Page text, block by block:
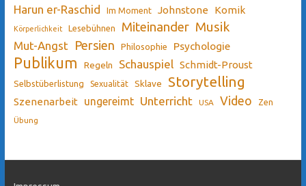
Harun er-Raschid Im Moment Johnstone Komik
Körperlichkeit Lesebühnen Miteinander Musik
Mut-Angst Persien Philosophie Psychologie
Publikum Regeln Schauspiel Schmidt-Proust
Selbstüberlistung Sexualität Sklave Storytelling
Szenenarbeit ungereimt Unterricht USA Video Zen
Übung